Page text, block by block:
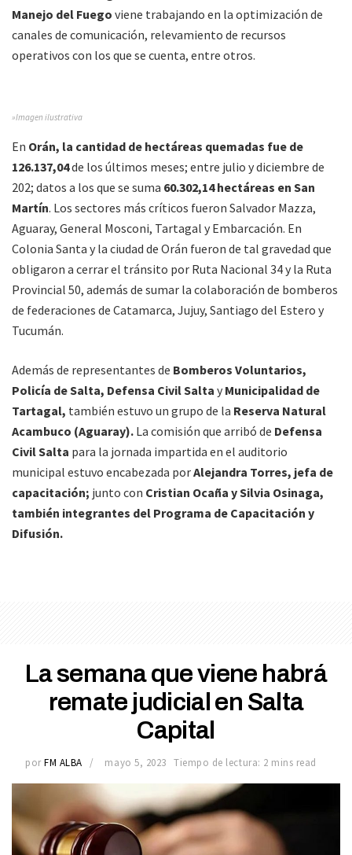
Manejo del Fuego viene trabajando en la optimización de
canales de comunicación, relevamiento de recursos
operativos con los que se cuenta, entre otros.
»Imagen ilustrativa
En Orán, la cantidad de hectáreas quemadas fue de
126.137,04de los últimos meses; entre julio y diciembre de
202; datos a los que se suma 60.302,14 hectáreas en San
Martín. Los sectores más críticos fueron Salvador Mazza,
Aguaray, General Mosconi, Tartagal y Embarcación. En
Colonia Santa y la ciudad de Orán fueron de tal gravedad que
obligaron a cerrar el tránsito por Ruta Nacional 34 y la Ruta
Provincial 50, además de sumar la colaboración de bomberos
de federaciones de Catamarca, Jujuy, Santiago del Estero y
Tucumán.
Además de representantes de Bomberos Voluntarios,
Policía de Salta, Defensa Civil Salta y Municipalidad de
Tartagal, también estuvo un grupo de la Reserva Natural
Acambuco (Aguaray). La comisión que arribó de Defensa
Civil Salta para la jornada impartida en el auditorio
municipal estuvo encabezada porAlejandra Torres, jefa de
capacitación; junto con Cristian Ocaña y Silvia Osinaga,
también integrantes del Programa de Capacitación y
Difusión.
La semana que viene habrá
remate judicial en Salta
Capital
por FM ALBA mayo 5, 2023 Tiempo de lectura: 2 mins read